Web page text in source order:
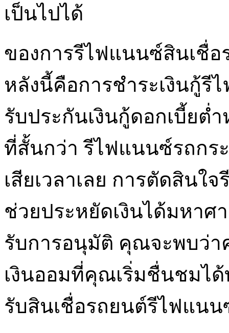
เป็นไปได้
ของการรีไฟแนนซ์สินเชื่อ
หลังนี้คือการชำระเงินกู้
รับประกันเงินกู้ดอกเบี้ยต่
ที่สั้นกว่า รีไฟแนนซ์รถกร
เสียเวลาเลย การตัดสิน
ช่วยประหยัดเงินได้มหา
รับการอนุมัติ คุณจะพบว่
เงินออมที่คุณเริ่มชื่นชมไ
รับสินเชื่อรถยนต์รีไฟแนน